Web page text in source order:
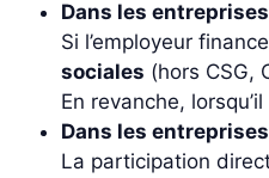
Dans les
Si l’employeur
sociales (hors CSG,
En revanche,
Dans les
La participation